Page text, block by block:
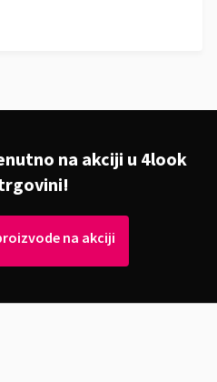
na akciji u 4look
na akciji